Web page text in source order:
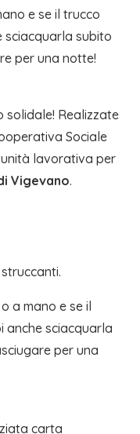
e se il trucco
sciacquarla subito
per una notte!
solidale! Realizzate
Sociale
lavorativa per
Vigevano.
a mano e se il
anche sciacquarla
per una
carta